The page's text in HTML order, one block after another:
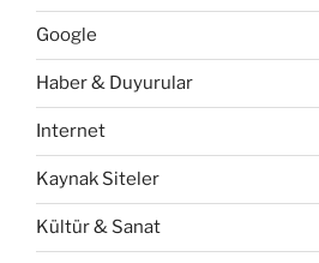
Google
Haber & Duyurular
Internet
Kaynak Siteler
Kültür & Sanat